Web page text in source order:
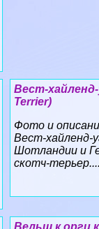
Вест-
Terrier)
Фото и
Вест-хайленд-
Шотландии и
скотч-терьер....